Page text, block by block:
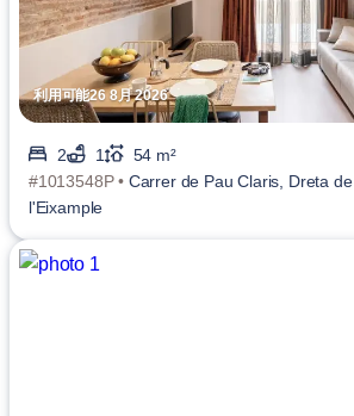
利用可能26 8月 2026
2 1
54 m²
#1013548P • Carrer de Pau Claris, Dreta de
l'Eixample